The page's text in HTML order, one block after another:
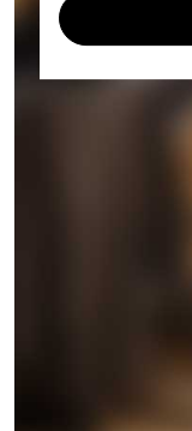
Wir
Hier würden